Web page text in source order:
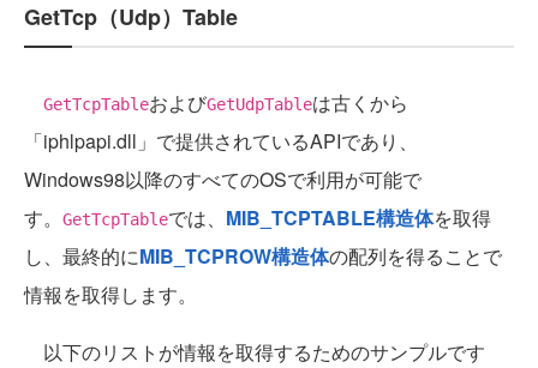
GetTcp（Udp）Table
GetTcpTableおよびGetUdpTableは古くから
「iphlpapi.dll」で提供されているAPIであり、
Windows98以降のすべてのOSで利用が可能で
す。
GetTcpTableでは、 MIB_TCPTABLE構造体を取得
し、最終的にMIB_TCPROW構造体の配列を得ることで
情報を取得します。
以下のリストが情報を取得するためのサンプルです